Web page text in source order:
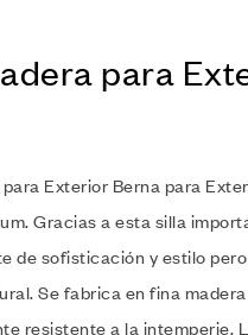
para
Exterior Berna para
Gracias a esta silla
de sofisticación y estilo
Se fabrica en fina
resistente a la intemperie.